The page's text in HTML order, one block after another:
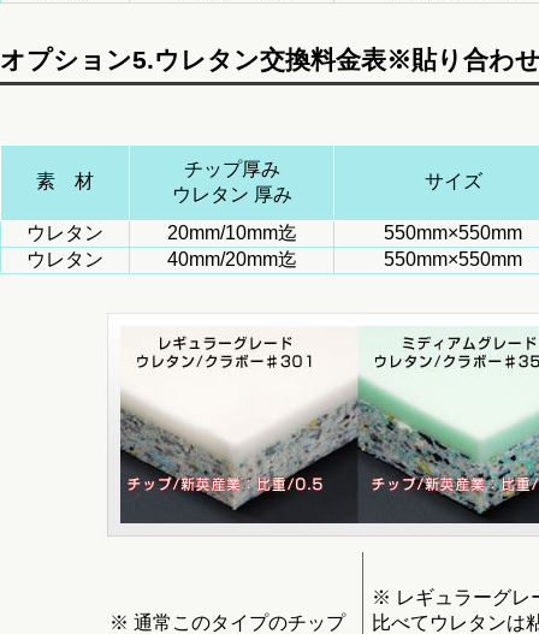
オプション5.ウレタン交換料金表※貼り合わ
素 材
チップ厚み
ウレタン 厚み
サイズ
ウレタン 20mm/10mm迄
550mm×550mm
ウレタン
40mm/20mm迄 550mm×550mm
※ 通常このタイプのチップ
※ レギュラーグレ
比べてウレタンは